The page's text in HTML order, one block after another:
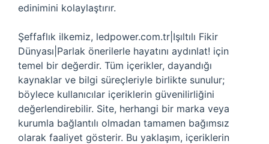
edinimini kolaylaştırır.
Şeffaflık ilkemiz, ledpower.com.tr|Işıltılı Fikir
Dünyası|Parlak önerilerle hayatını aydınlat! için
temel bir değerdir. Tüm içerikler, dayandığı
kaynaklar ve bilgi süreçleriyle birlikte sunulur;
böylece kullanıcılar içeriklerin güvenilirliğini
değerlendirebilir. Site, herhangi bir marka veya
kurumla bağlantılı olmadan tamamen bağımsız
olarak faaliyet gösterir. Bu yaklaşım, içeriklerin